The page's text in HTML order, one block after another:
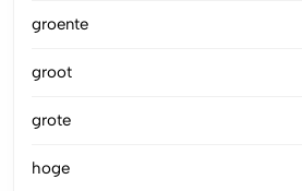
groente
groot
grote
hoge